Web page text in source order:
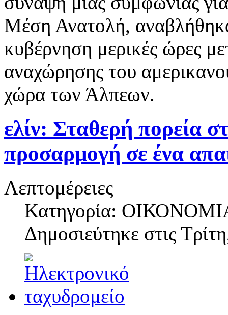
Μέση Ανατολή,
κυβέρνηση μερικές ώρες
αναχώρησης του
χώρα των Άλπεων.
ελίν: Σταθερή πορεία
προσαρμογή σε ένα
Λεπτομέρειες
Κατηγορία:
Δημοσιεύτηκε στις